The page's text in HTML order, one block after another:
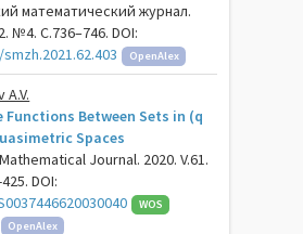
математический журнал.
№4. С.736–746. DOI:
OpenAlex
Functions Between Sets in (q
Spaces
Journal. 2020. V.61.
DOI:
WOS
OpenAlex